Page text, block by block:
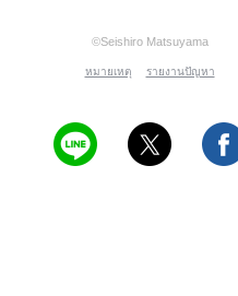
©Seishiro Matsuyama
หมายเหตุ รายงานปัญหา